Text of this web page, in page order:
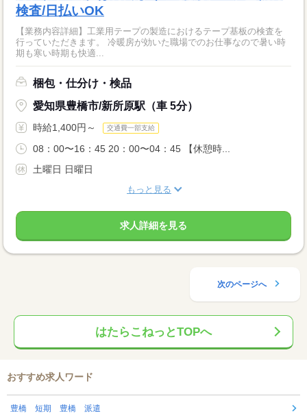
検査/日払いOK
【業務内容詳細】工業用テープの製造におけるテープ基板の検査を
行っていただきます。 冷暖房が効いた職場でのお仕事なので暑い時
期も寒い時期も快適...
梱包・仕分け・検品
愛知県豊橋市/新所原駅（車 5分）
時給1,400円～ 交通費一部支給
08：00〜16：45 20：00〜04：45 【休憩時...
土曜日 日曜日
もっと見る
求人詳細を見る
次のページへ
はたらこねっとTOPへ
おすすめ求人ワード
豊橋 短期 豊橋 派遣